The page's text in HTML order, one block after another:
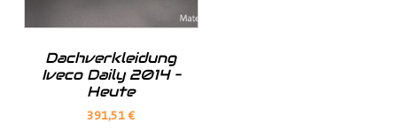
Bei Fragen stehen wir Ihnen gerne zur Verfügung.
Dachverkleidung
Iveco Daily 2014 –
Heute
391,51€